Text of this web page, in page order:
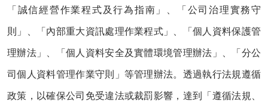
「誠信經營作業程式及行為指南」、「公司治理實務守
則」、「內部重大資訊處理作業程式」、「個人資料保護管
理辦法」、「個人資料安全及實體環境管理辦法」、「分公
司個人資料管理作業守則」等管理辦法。透過執行法規遵循
政策，以確保公司免受違法或裁罰影響，達到「遵循法規、